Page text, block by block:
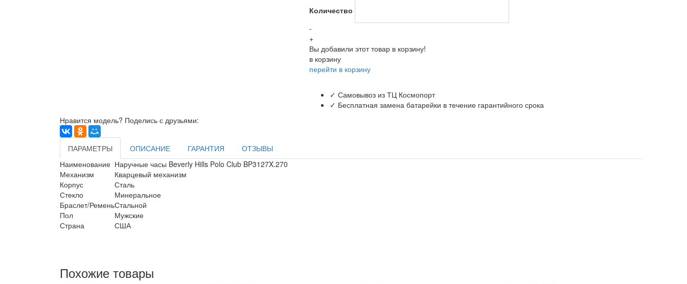
Количество
-
+
Вы добавили этот товар в корзину!
в корзину
перейти в корзину
✓ Самовывоз из ТЦ Космопорт
✓ Бесплатная замена батарейки в течение гарантийного срока
Нравится модель? Поделись с друзьями:
ПАРАМЕТРЫ ОПИСАНИЕ ГАРАНТИЯ
ОТЗЫВЫ
Наименование Наручные часы Beverly Hills Polo Club BP3127X.270
Механизм
Кварцевый механизм
Корпус
Сталь
Стекло
Минеральное
Браслет/РеменьСтальной
Пол
Мужские
Страна
США
Похожие товары